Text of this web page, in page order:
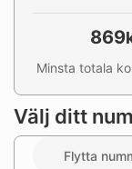
869
Minsta totala
Välj ditt
Flytta